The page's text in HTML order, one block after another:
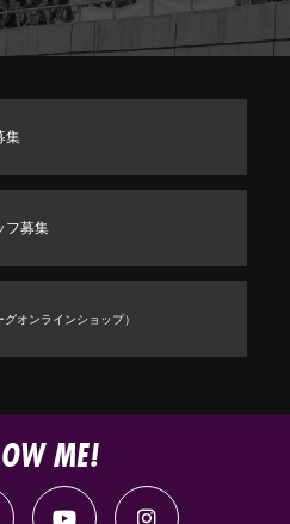
集
フ募集
グオンラインショップ）
ME!